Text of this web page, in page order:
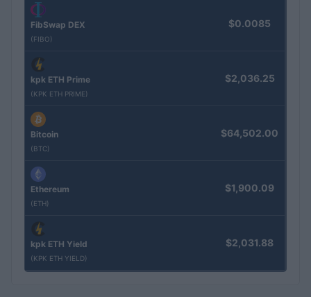
FibSwap DEX
(FIBO)
$0.0085
kpk ETH Prime
(KPK ETH PRIME)
$2,036.25
Bitcoin
(BTC)
$64,502.00
Ethereum
(ETH)
$1,900.09
kpk ETH Yield
(KPK ETH YIELD)
$2,031.88